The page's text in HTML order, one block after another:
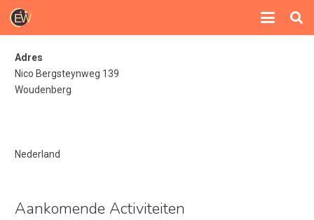
Adres
Nico Bergsteynweg 139
Woudenberg
Nederland
Aankomende Activiteiten